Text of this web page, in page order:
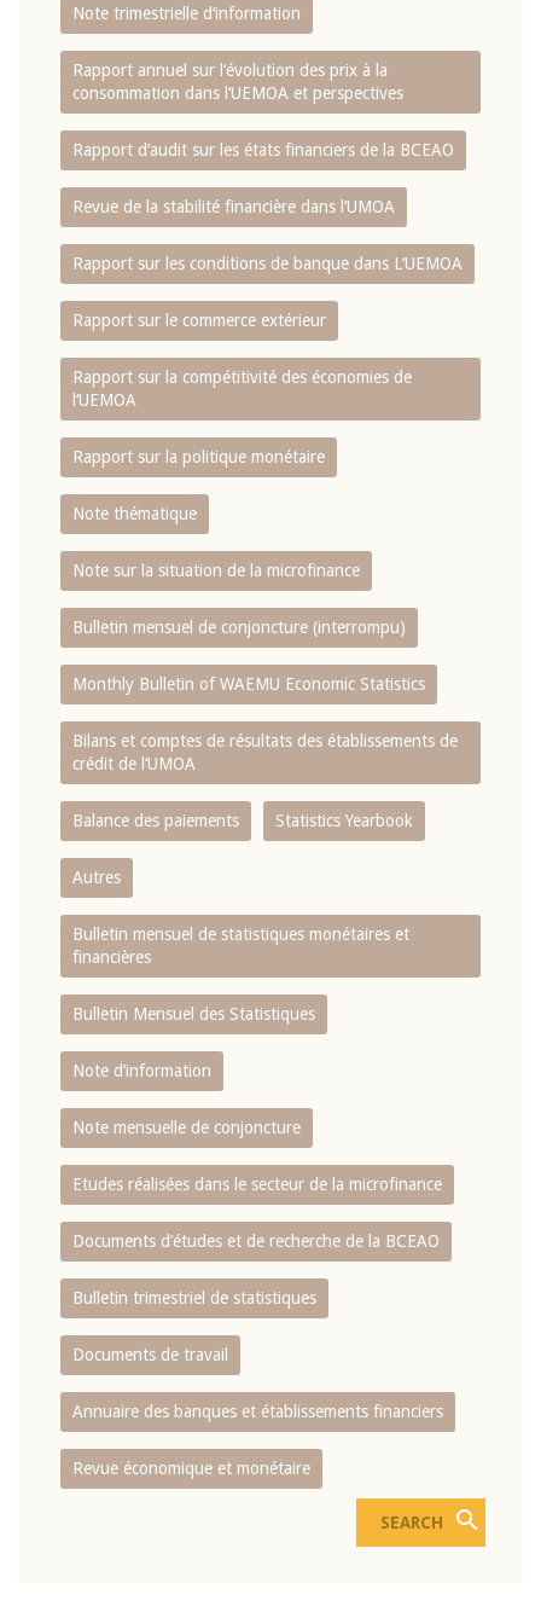
Note trimestrielle d‘information
Rapport annuel sur l‘évolution des prix à la
consommation dans l‘UEMOA et perspectives
Rapport d‘audit sur les états financiers de la BCEAO
Revue de la stabilité financière dans l‘UMOA
Rapport sur les conditions de banque dans L‘UEMOA
Rapport sur le commerce extérieur
Rapport sur la compétitivité des économies de
l‘UEMOA
Rapport sur la politique monétaire
Note thématique
Note sur la situation de la microfinance
Bulletin mensuel de conjoncture (interrompu)
Monthly Bulletin of WAEMU Economic Statistics
Bilans et comptes de résultats des établissements de
crédit de l‘UMOA
Balance des paiements Statistics Yearbook
Autres
Bulletin mensuel de statistiques monétaires et
financières
Bulletin Mensuel des Statistiques
Note d’information
Note mensuelle de conjoncture
Etudes réalisées dans le secteur de la microfinance
Documents d’études et de recherche de la BCEAO
Bulletin trimestriel de statistiques
Documents de travail
Annuaire des banques et établissements financiers
Revue économique et monétaire